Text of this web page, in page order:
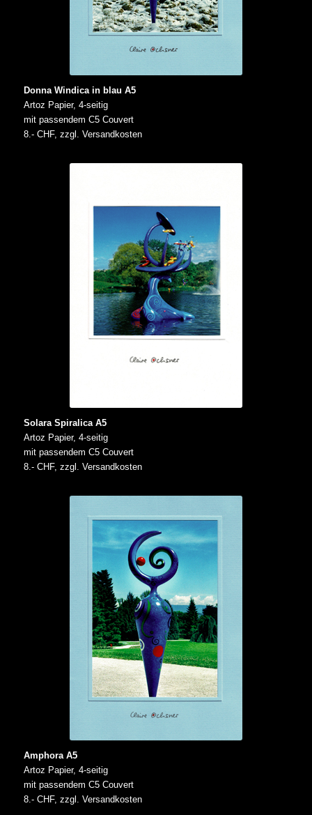
Donna Windica in blau A5
Artoz Papier, 4-seitig
mit passendem C5 Couvert
8.- CHF, zzgl. Versandkosten
Solara Spiralica A5
Artoz Papier, 4-seitig
mit passendem C5 Couvert
8.- CHF, zzgl. Versandkosten
Amphora A5
Artoz Papier, 4-seitig
mit passendem C5 Couvert
8.- CHF, zzgl. Versandkosten